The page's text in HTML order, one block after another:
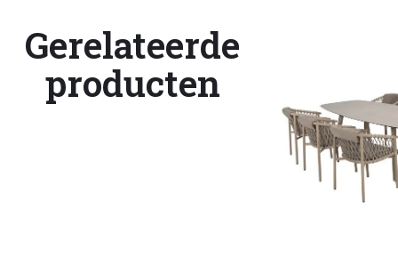
Gerelateerde
producten